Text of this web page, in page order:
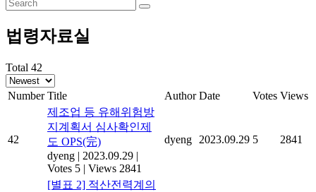
법령자료실
Total 42
Number Title Author Date Votes Views
42
제조업 등 유해위험방
지계획서 심사확인제
도 OPS(完)
dyeng | 2023.09.29 |
Votes 5 | Views 2841
dyeng 2023.09.29 5 2841
[별표 2] 적산전력계의